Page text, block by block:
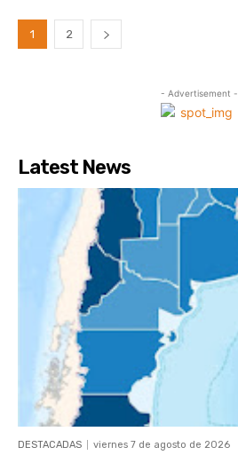
1 2
- Advertisement -
Latest News
DESTACADAS viernes 7 de agosto de 2026